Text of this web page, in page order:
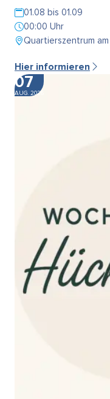
01.08 bis 01.09
00:00 Uhr
Quartierszentrum
Hier informieren
07
AUG. 2026